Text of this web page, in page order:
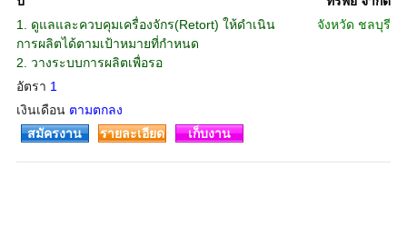
1. ดูแลและควบคุมเครื่องจักร(Retort) ให้ดำเนิน
การผลิตได้ตามเป้าหมายที่กำหนด
2. วางระบบการผลิตเพื่อรอ
อัตรา 1
เงินเดือน ตามตกลง
จังหวัด ชลบุรี
สมัครงาน รายละเอียด เก็บงาน